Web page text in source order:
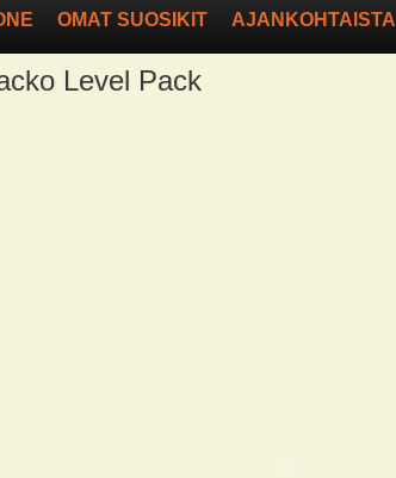
OMAT SUOSIKIT AJANKOHTAISTA
Level Pack